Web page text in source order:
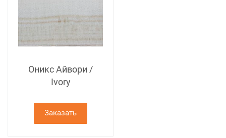
Оникс Айвори /
Ivory
Заказать